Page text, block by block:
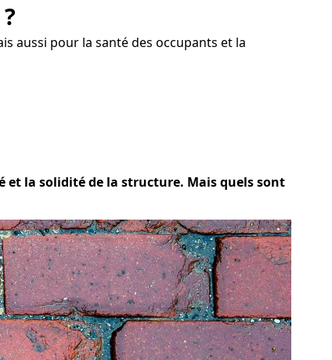
aussi pour la santé des occupants et la
la solidité de la structure. Mais quels sont